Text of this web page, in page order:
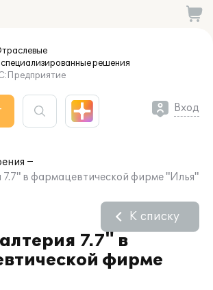
решения
Вход
7.7" в фармацевтической фирме "Илья"
7.7" в
фирме
К списку